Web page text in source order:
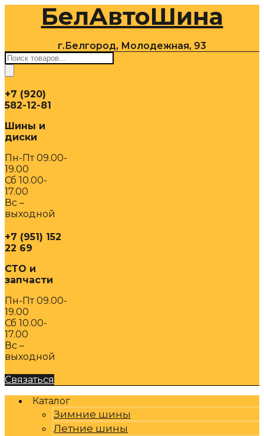
содержимомуБелАвтоШина
г.Белгород, Молодежная, 93
Поиск
товаров
+7 (920)
582-12-81
Шины и
диски
Пн-Пт 09.00-
19.00
Сб 10.00-
17.00
Вс –
выходной
+7 (951) 152
22 69
СТО и
запчасти
Пн-Пт 09.00-
19.00
Сб 10.00-
17.00
Вс –
выходной
Связаться
Каталог
Зимние шины
Летние шины